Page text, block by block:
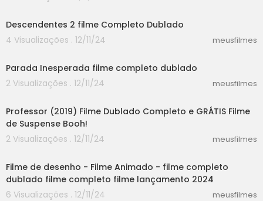
este vídeo foi produzido pela Igreja de Deus To
os. Os atores que aparecem nesta produção a
tuaram sem recebimento de cachê e não tiver
ste vídeo não pode ser distribuído com fins lucr
ativos a quaisquer terceiros. Esperamos que to
dos o compartilhem e distribuam publicament
a fonte. Nenhuma organização, grupo social ou
pessoa física pode modificar ou distorcer o co
nteúdo deste vídeo sem o consentimento prévi
o da Igreja de Deus Todo-Poderoso.<br /><br /
ente por tradutores profissionais. No entanto, d
evido a diferenças linguísticas etc., um pequen
o número de imprecisões é inevitável. Se você
Descendentes 2 filme Completo Dublado
4 Visualizações . 12/11/24
meusfilmes
Parada Inesperada filme completo dublado
2 Visualizações . 12/11/24
meusfilmes
Professor (2019) Filme Dublado Completo e GRÁTIS Filme
de Suspense Booh!
2 Visualizações . 12/11/24
meusfilmes
Filme de desenho - Filme Animado - filme completo
dublado filme completo filme lançamento 2024
6 Visualizações . 12/11/24
meusfilmes